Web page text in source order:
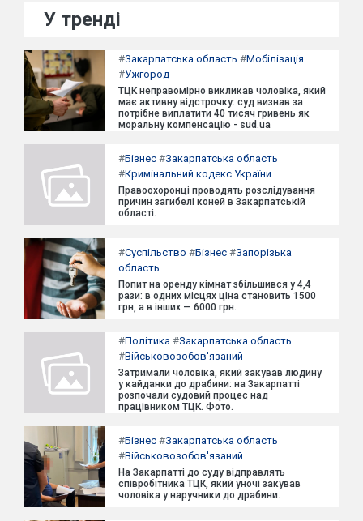
У тренді
#Закарпатська область #Мобілізація
#Ужгород
ТЦК неправомірно викликав чоловіка, який
має активну відстрочку: суд визнав за
потрібне виплатити 40 тисяч гривень як
моральну компенсацію - sud.ua
#Бізнес #Закарпатська область
#Кримінальний кодекс України
Правоохоронці проводять розслідування
причин загибелі коней в Закарпатській
області.
#Суспільство #Бізнес #Запорізька
область
Попит на оренду кімнат збільшився у 4,4
рази: в одних місцях ціна становить 1500
грн, а в інших — 6000 грн.
#Політика #Закарпатська область
#Військовозобов'язаний
Затримали чоловіка, який закував людину
у кайданки до драбини: на Закарпатті
розпочали судовий процес над
працівником ТЦК. Фото.
#Бізнес #Закарпатська область
#Військовозобов'язаний
На Закарпатті до суду відправлять
співробітника ТЦК, який уночі закував
чоловіка у наручники до драбини.